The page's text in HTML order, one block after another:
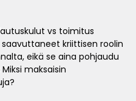
vs toimitus
kriittisen roolin
eikä se aina pohjaudu
maksaisin